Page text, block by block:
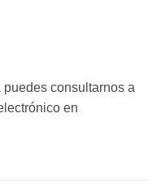
consultarnos a
en